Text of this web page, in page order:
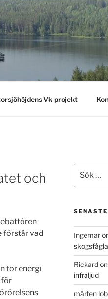
Vk-projekt
och
förstår vad
för energi
för
efter:
Ingemar
Rickard
infraljud
mårten